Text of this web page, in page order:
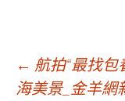
文
← 航拍“最找包
海美景_金羊網